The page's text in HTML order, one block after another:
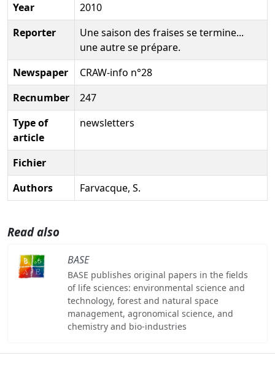
Year
2010
Reporter
Une saison des fraises se termine...
une autre se prépare.
Newspaper
CRAW-info n°28
Recnumber
247
Type of
article
newsletters
Fichier
Authors
Farvacque, S.
Read also
BASE
BASE publishes original papers in the fields
of life sciences: environmental science and
technology, forest and natural space
management, agronomical science, and
chemistry and bio-industries